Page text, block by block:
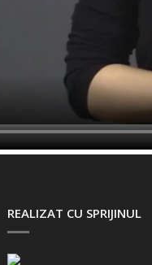
REALIZAT CU SPRIJINUL